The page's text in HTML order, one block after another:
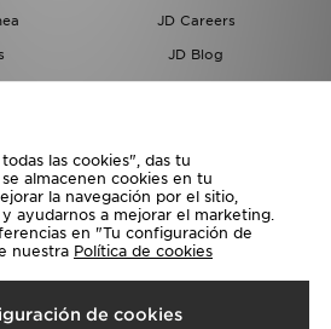
JD Careers
JD Blog
Selecciona País
las cookies", das tu
almacenen cookies en tu
la navegación por el sitio,
ayudarnos a mejorar el marketing.
en "Tu configuración de
nuestra Política de cookies
de cookies